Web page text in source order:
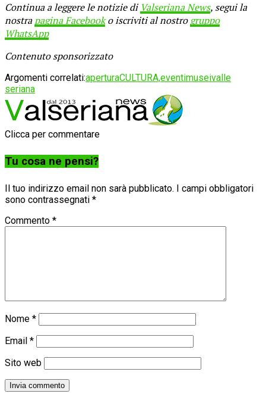
Continua a leggere le notizie di Valseriana News, segui la
nostrapagina Facebooko iscriviti al nostrogruppo
WhatsApp
Contenuto sponsorizzato
Argomenti correlati:aperturaCULTURA,eventimuseivalle
seriana
Clicca per commentare
Tu cosa ne pensi?
Il tuo indirizzo email non sarà pubblicato. I campi obbligatori
sono contrassegnati *
Commento *
Nome *
Email *
Sito web